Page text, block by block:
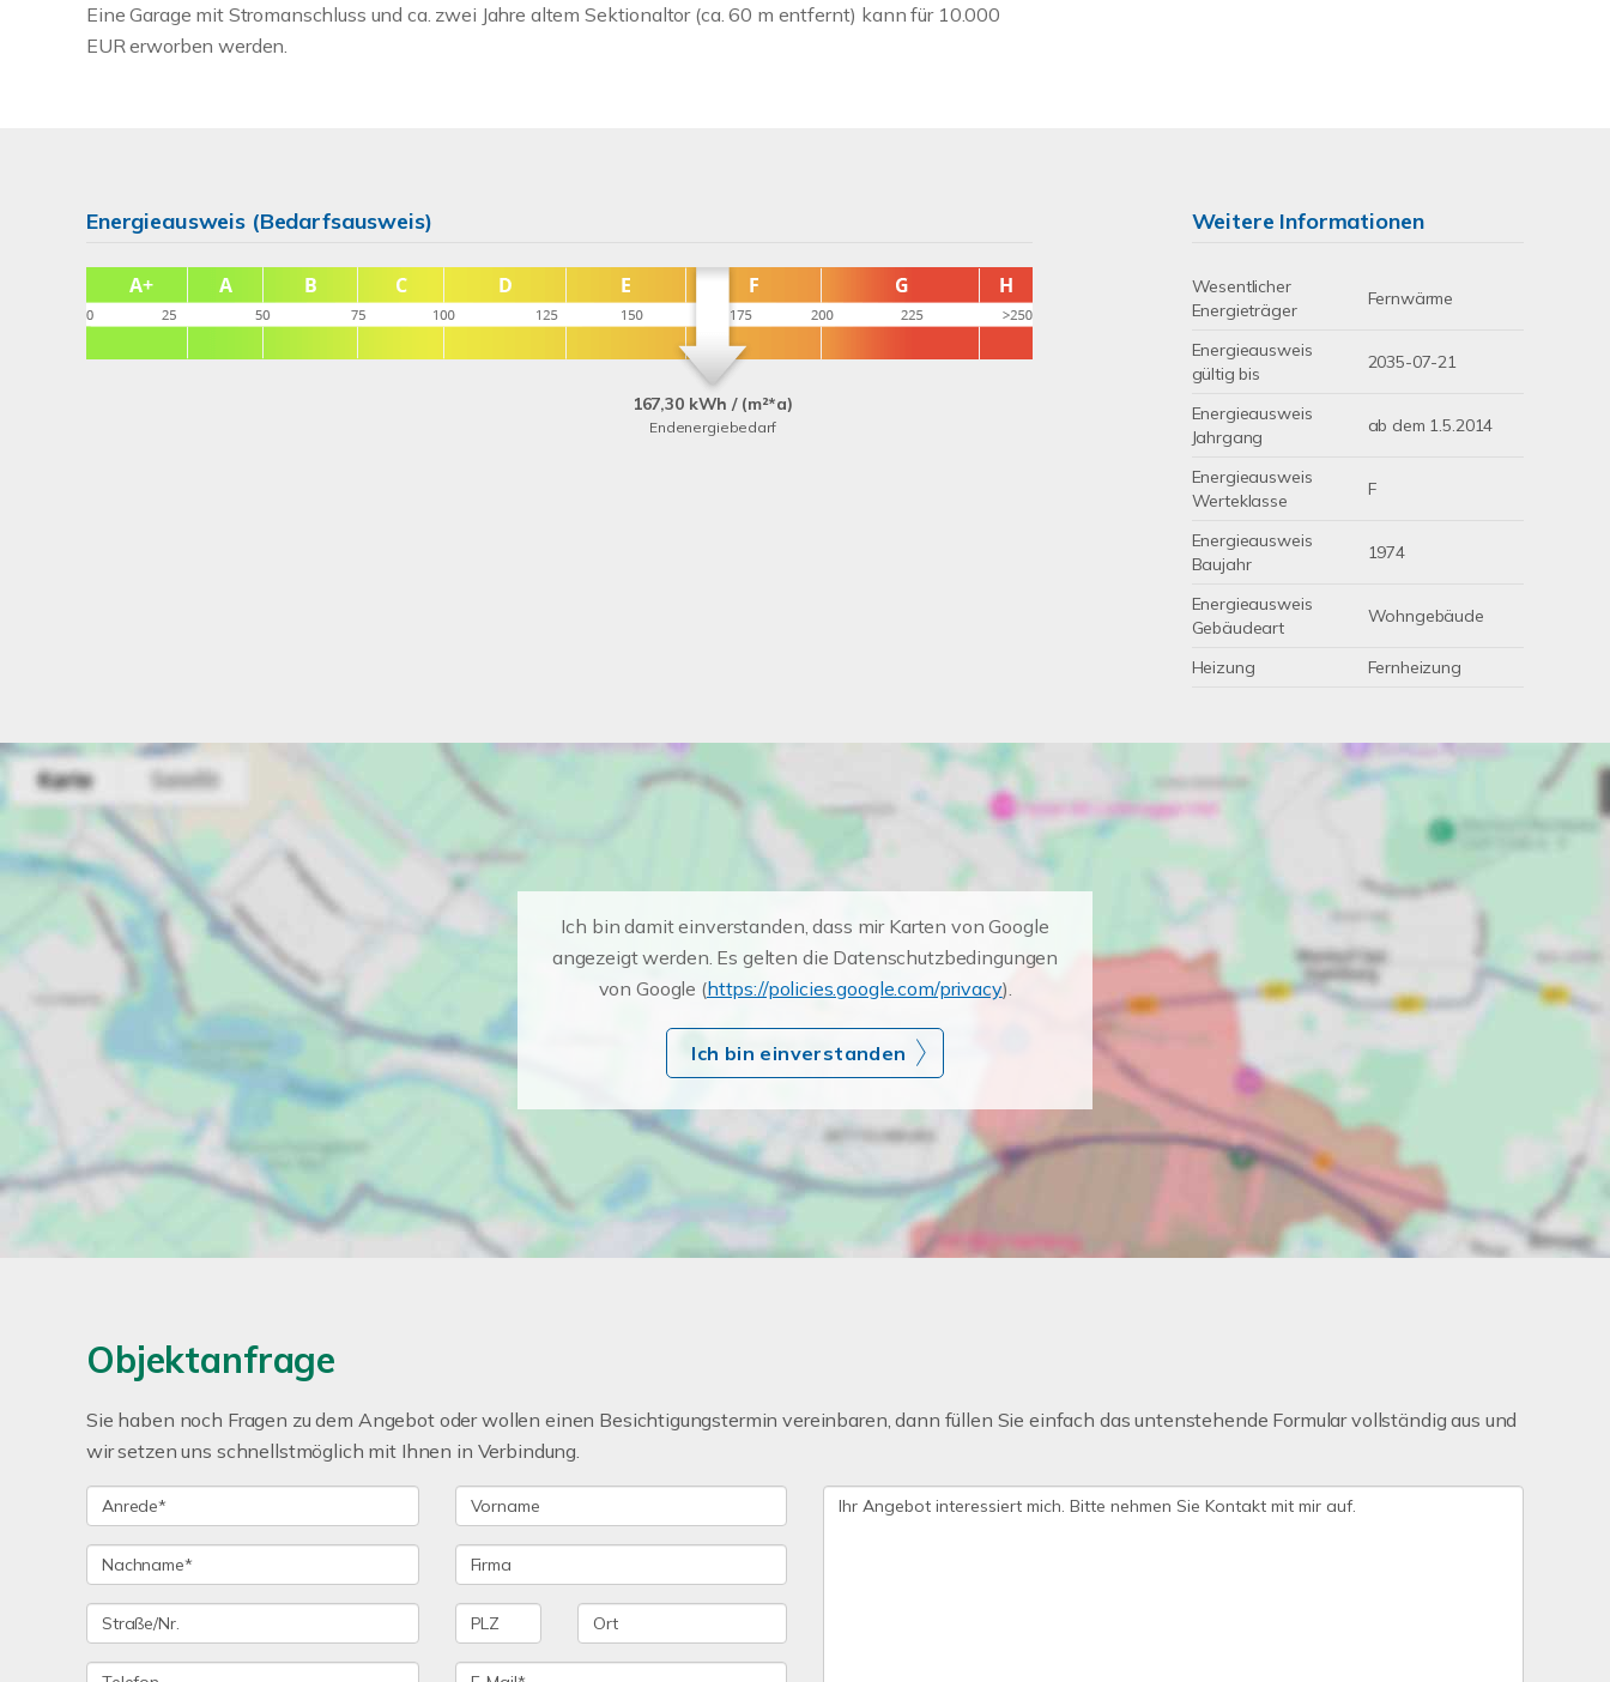
Eine Garage mit Stromanschluss und ca. zwei Jahre altem Sektionaltor (ca. 60 m entfernt) kann für 10.000
EUR erworben werden.
Energieausweis (Bedarfsausweis)
167,30 kWh / (m²*a)
Endenergiebedarf
Weitere Informationen
Wesentlicher
Energieträger
Fernwärme
Energieausweis
gültig bis
2035-07-21
Energieausweis
Jahrgang
ab dem 1.5.2014
Energieausweis
Werteklasse
F
Energieausweis
Baujahr
1974
Energieausweis
Gebäudeart
Wohngebäude
Heizung Fernheizung
Ich bin damit einverstanden, dass mir Karten von Google
angezeigt werden. Es gelten die Datenschutzbedingungen
von Google (https://policies.google.com/privacy).
Ich bin einverstanden
Objektanfrage
Sie haben noch Fragen zu dem Angebot oder wollen einen Besichtigungstermin vereinbaren, dann füllen Sie einfach das untenstehende Formular vollständig aus und
wir setzen uns schnellstmöglich mit Ihnen in Verbindung.